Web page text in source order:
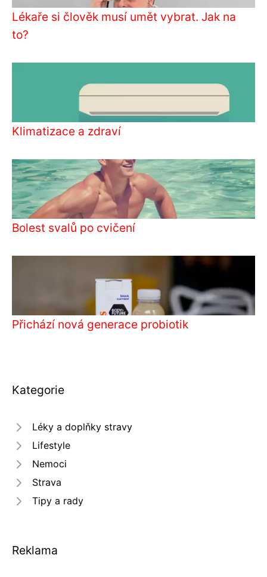
Lékaře si člověk musí umět vybrat. Jak na
to?
Klimatizace a zdraví
Bolest svalů po cvičení
Přichází nová generace probiotik
Kategorie
Léky a doplňky stravy
Lifestyle
Nemoci
Strava
Tipy a rady
Reklama